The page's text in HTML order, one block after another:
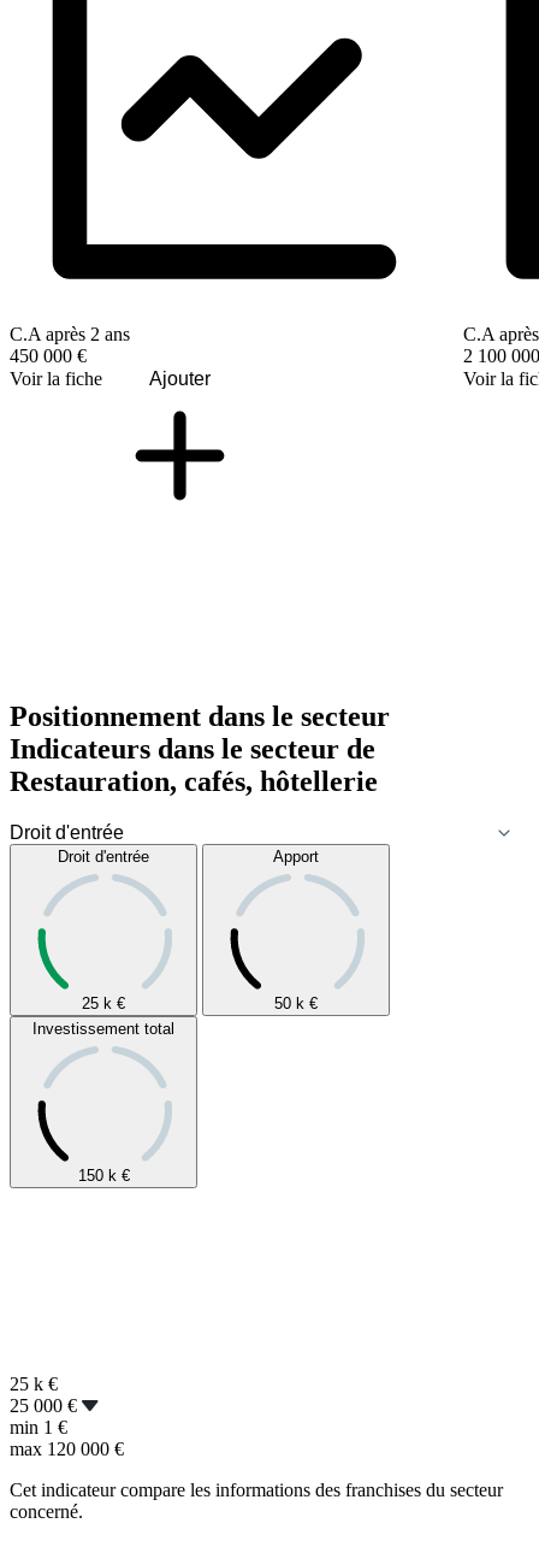
C.A après 2 ans
450 000 €
Voir la fiche
Ajouter
C.A
2 100
Voir la
Positionnement dans le secteur
Indicateurs dans le secteur de
Restauration, cafés, hôtellerie
Droit d'entrée
25 k €
Apport
50 k €
Investissement total
150 k €
25 k €
25 000 €
min 1 €
max 120 000 €
Cet indicateur compare les informations des franchises du secteur
concerné.